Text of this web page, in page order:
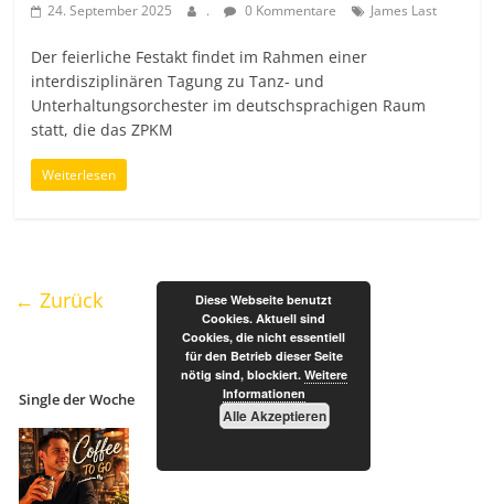
24. September 2025 . 0 Kommentare James Last
Der feierliche Festakt findet im Rahmen einer
interdisziplinären Tagung zu Tanz- und
Unterhaltungsorchester im deutschsprachigen Raum
statt, die das ZPKM
Weiterlesen
← Zurück
Single der Woche
Diese Webseite benutzt
Cookies. Aktuell sind
Cookies, die nicht essentiell
für den Betrieb dieser Seite
nötig sind, blockiert. Weitere
Informationen
Alle Akzeptieren